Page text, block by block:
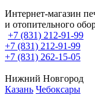
Интернет-магазин
и отопительного
+7 (831) 212-91-99
+7 (831) 212-91-99
+7 (831) 262-15-05
Нижний Новгород
Казань Чебоксары